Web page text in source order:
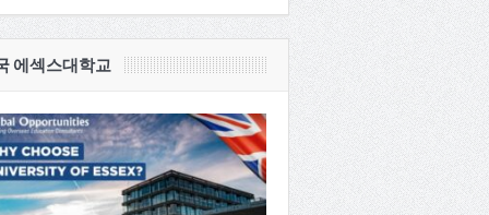
에섹스대학교